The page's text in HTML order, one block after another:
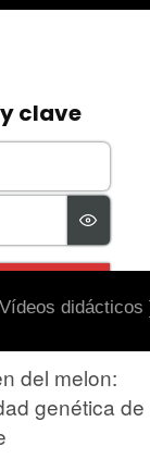
didácticos
del melon:
genética de